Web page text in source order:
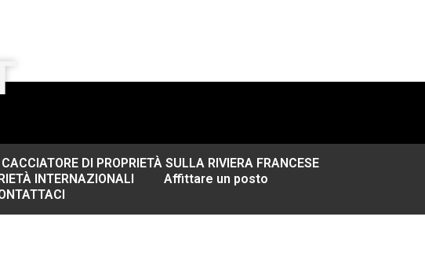
CACCIATORE DI PROPRIETÀ SULLA RIVIERA FRANCESE
INTERNAZIONALI
Affittare un posto